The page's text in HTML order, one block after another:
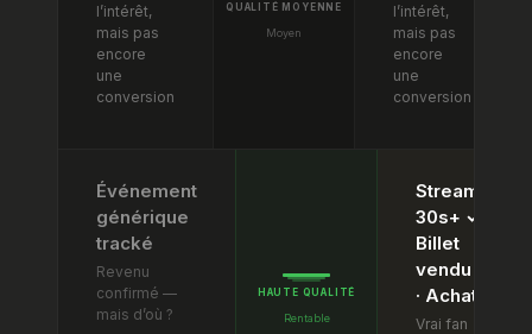
l’intérêt,
mais pas
encore
une
conversion
QUALITÉ MOYENNE
Moyen
l’intérêt,
mais pas
encore
une
conversion
Événement
générique
tracké
Revenu
confirmé —
mais d’où ?
HAUTE QUALITÉ
Rentable
Stream
30s+ ✓ ·
Billet
vendu ✓
· Achat ✓
Vrai fan